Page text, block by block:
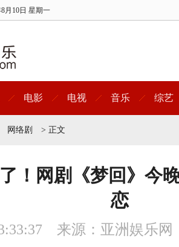
8月10日 星期一
电影 电视 音乐 综艺
网络剧 > 正文
！网剧《梦回》今
恋
来源：亚洲娱乐网